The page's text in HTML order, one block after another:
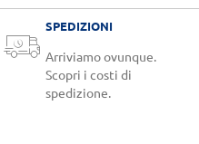
SPEDIZIONI
Arriviamo ovunque.
Scopri i costi di
spedizione.